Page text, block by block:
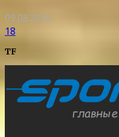
09.08.2026
18
TF